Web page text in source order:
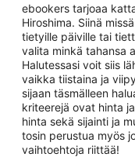
ebookers tarjoaa
Hiroshima. Siinä
tietyille päiville tai
valita minkä tahansa
Halutessasi voit siis
vaikka tiistaina ja
sijaan täsmälleen
kriteerejä ovat hinta
hinta sekä sijainti ja
tosin perustua myös
vaihtoehtoja riittää!